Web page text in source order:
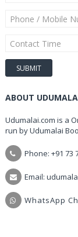
ABOUT
Udumalai.com is a
run by Udumalai
Phone: +91 73
Email:
WhatsApp